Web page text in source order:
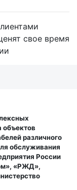
свое время
объектов
различного
обслуживания
России
«РЖД»,